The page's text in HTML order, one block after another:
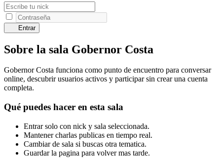
Entrar
Sobre la sala Gobernor Costa
Gobernor Costa funciona como punto de encuentro para conversar
online, descubrir usuarios activos y participar sin crear una cuenta
completa.
Qué puedes hacer en esta sala
Entrar solo con nick y sala seleccionada.
Mantener charlas publicas en tiempo real.
Cambiar de sala si buscas otra tematica.
Guardar la pagina para volver mas tarde.